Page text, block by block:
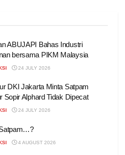
ABUJAPI Bahas Industri
bersama PIKM Malaysia
24 JULY 2026
DKI Jakarta Minta Satpam
Sopir Alphard Tidak Dipecat
24 JULY 2026
4 AUGUST 2026